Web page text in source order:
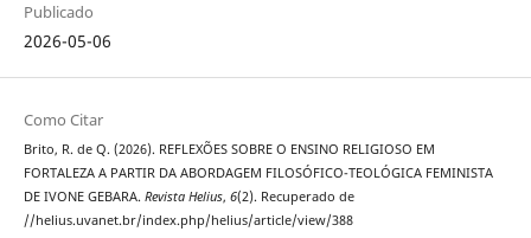
Publicado
2026-05-06
Como Citar
Brito, R. de Q. (2026). REFLEXÕES SOBRE O ENSINO RELIGIOSO EM
FORTALEZA A PARTIR DA ABORDAGEM FILOSÓFICO-TEOLÓGICA FEMINISTA
DE IVONE GEBARA. Revista Helius, 6(2). Recuperado de
//helius.uvanet.br/index.php/helius/article/view/388